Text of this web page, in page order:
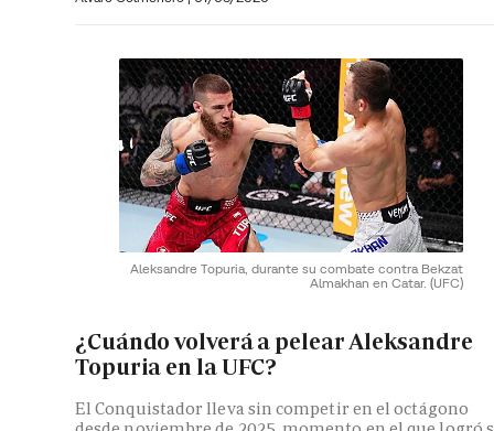
Aleksandre Topuria, durante su combate contra Bekzat
Almakhan en Catar. (UFC)
¿Cuándo volverá a pelear Aleksandre
Topuria en la UFC?
El Conquistador lleva sin competir en el octágono